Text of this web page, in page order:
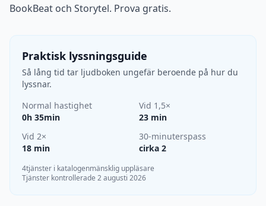
BookBeat och Storytel. Prova gratis.
Praktisk lyssningsguide
Så lång tid tar ljudboken ungefär beroende på hur du
lyssnar.
Normal hastighet
0h 35min
Vid 1,5×
23 min
Vid 2×
18 min
30-minuterspass
cirka 2
4tjänster i katalogenmänsklig uppläsare
Tjänster kontrollerade 2 augusti 2026